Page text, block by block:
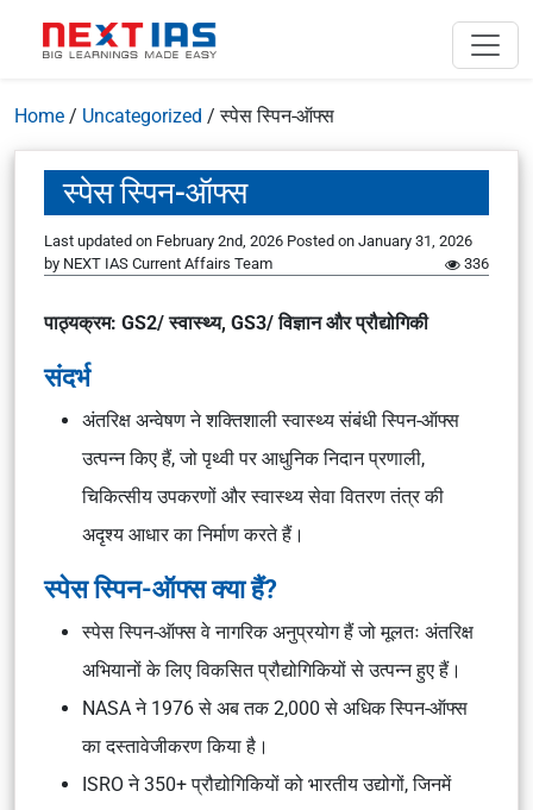
Home / Uncategorized /स्पेस स्पिन-ऑफ्स
स्पेस स्पिन-ऑफ्स
Last updated on February 2nd, 2026 Posted on January 31, 2026
by NEXT IAS Current Affairs Team 336
पाठ्यक्रम: GS2/ स्वास्थ्य, GS3/ विज्ञान और प्रौद्योगिकी
संदर्भ
अंतरिक्ष अन्वेषणने शक्तिशालीस्वास्थ्य संबंधी स्पिन-ऑफ्स
उत्पन्न किए हैं, जो पृथ्वी पर आधुनिकनिदान प्रणाली,
चिकित्सीय उपकरणों और स्वास्थ्य सेवा वितरण तंत्रकी
अदृश्य आधार का निर्माण करते हैं।
स्पेस स्पिन-ऑफ्स क्या हैं?
स्पेस स्पिन-ऑफ्सवे नागरिक अनुप्रयोग हैं जो मूलतः अंतरिक्ष
अभियानों के लिए विकसित प्रौद्योगिकियों से उत्पन्न हुए हैं।
NASAने 1976 से अब तक 2,000 से अधिक स्पिन-ऑफ्स
का दस्तावेजीकरण किया है।
ISRO ने 350+ प्रौद्योगिकियों को भारतीय उद्योगों, जिनमें